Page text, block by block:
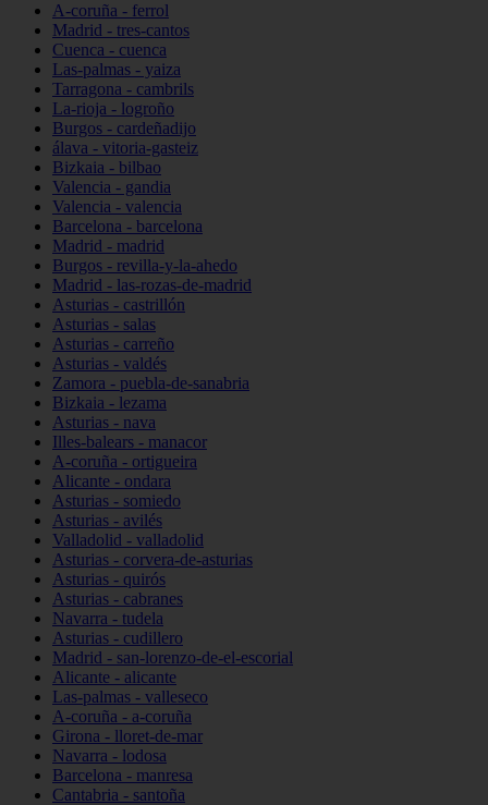
A-coruña - ferrol
Madrid - tres-cantos
Cuenca - cuenca
Las-palmas - yaiza
Tarragona - cambrils
La-rioja - logroño
Burgos - cardeñadijo
álava - vitoria-gasteiz
Bizkaia - bilbao
Valencia - gandia
Valencia - valencia
Barcelona - barcelona
Madrid - madrid
Burgos - revilla-y-la-ahedo
Madrid - las-rozas-de-madrid
Asturias - castrillón
Asturias - salas
Asturias - carreño
Asturias - valdés
Zamora - puebla-de-sanabria
Bizkaia - lezama
Asturias - nava
Illes-balears - manacor
A-coruña - ortigueira
Alicante - ondara
Asturias - somiedo
Asturias - avilés
Valladolid - valladolid
Asturias - corvera-de-asturias
Asturias - quirós
Asturias - cabranes
Navarra - tudela
Asturias - cudillero
Madrid - san-lorenzo-de-el-escorial
Alicante - alicante
Las-palmas - valleseco
A-coruña - a-coruña
Girona - lloret-de-mar
Navarra - lodosa
Barcelona - manresa
Cantabria - santoña